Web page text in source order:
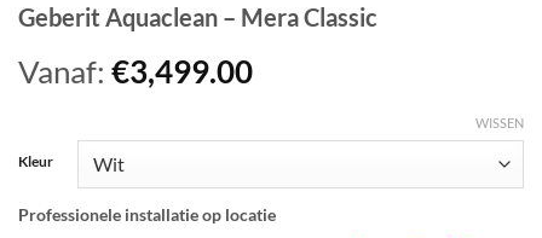
Geberit Aquaclean – Mera Classic
Vanaf: €3,499.00
Kleur
WISSEN
Professionele installatie op locatie